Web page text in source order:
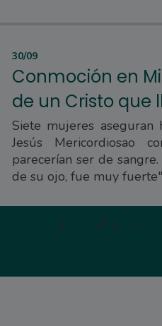
30/09
Conmoción en
de un Cristo que
Siete mujeres
Jesús Mericordiosao
parecerían ser de
de su ojo, fue muy
| | 2 | |